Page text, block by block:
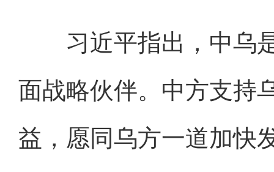
习近平指出，中乌是
面战略伙伴。中方支持
益，愿同乌方一道加快